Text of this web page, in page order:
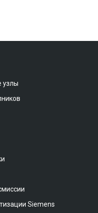
узлы
Siemens